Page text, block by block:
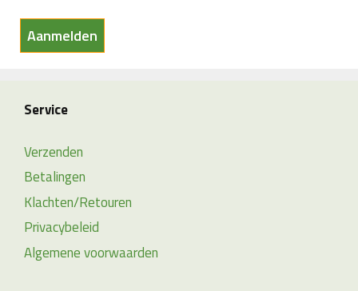
Service
Verzenden
Betalingen
Klachten/Retouren
Privacybeleid
Algemene voorwaarden